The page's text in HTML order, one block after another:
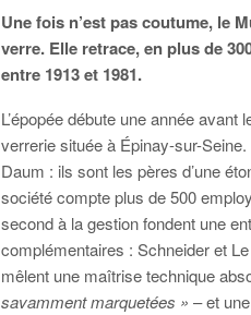
Une fois n’est pas coutume, le
verre. Elle retrace, en plus de
entre 1913 et 1981.
L’épopée débute une année
verrerie située à Épinay-sur-
Daum : ils sont les pères d’une
société compte plus de 500
second à la gestion fondent une
complémentaires : Schneider et
mêlent une maîtrise technique
savamment marquetées » – et